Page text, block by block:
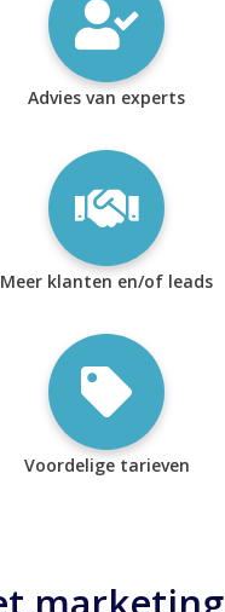
Advies van experts
Meer klanten en/of leads
Voordelige tarieven